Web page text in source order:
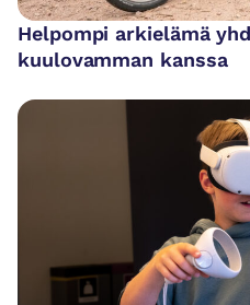
Helpompi arkielämä
kuulovamman kanssa